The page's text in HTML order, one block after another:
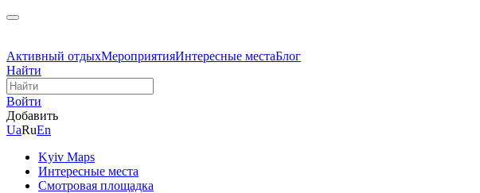
Активный отдыхМероприятияИнтересные местаБлог
Найти
Войти
Добавить
UaRuEn
Kyiv Maps
Интересные места
Смотровая площадка